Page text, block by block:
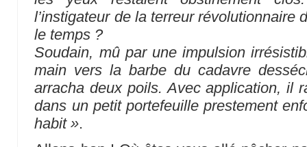
l’instigateur de la terreur révolutionnaire
le temps ?
Soudain, mû par une impulsion
main vers la barbe du cadavre
arracha deux poils. Avec application, il
dans un petit portefeuille prestement
habit ».